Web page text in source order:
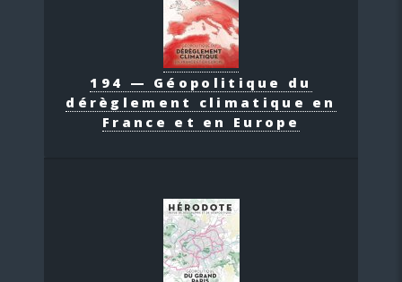
194 — Géopolitique du
dérèglement climatique en
France et en Europe